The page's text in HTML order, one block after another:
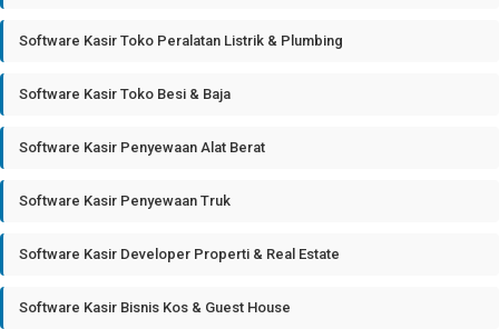
Software Kasir Toko Peralatan Listrik & Plumbing
Software Kasir Toko Besi & Baja
Software Kasir Penyewaan Alat Berat
Software Kasir Penyewaan Truk
Software Kasir Developer Properti & Real Estate
Software Kasir Bisnis Kos & Guest House